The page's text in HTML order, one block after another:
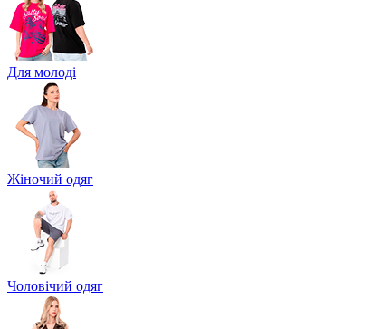
Для молоді
Жіночий одяг
Чоловічий одяг